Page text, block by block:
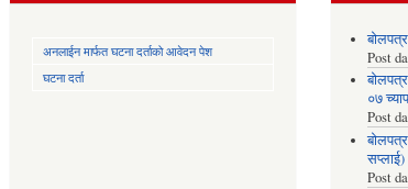
अनलाईन मार्फत घटना दर्ताको आवेदन पेश
घटना दर्ता
Post
०७
Post
सप्लाई)
Post